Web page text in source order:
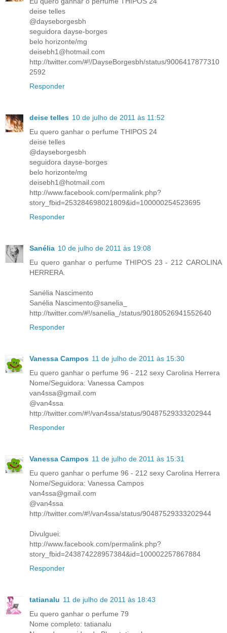
deise telles
@dayseborgesbh
seguidora dayse-borges
belo horizonte/mg
deisebh1@hotmail.com
http://twitter.com/#!/DayseBorgesbh/status/9006417877310
2592
Responder
deise telles 10 de julho de 2011 às 11:52
Eu quero ganhar o perfume THIPOS 24
deise telles
@dayseborgesbh
seguidora dayse-borges
belo horizonte/mg
deisebh1@hotmail.com
http://www.facebook.com/permalink.php?
story_fbid=253284698021809&id=100000254523695
Responder
Sanélia 10 de julho de 2011 às 19:08
Eu quero ganhar o perfume THIPOS 23 - 212 CAROLINA
HERRERA.
Sanélia Nascimento
Sanélia Nascimento@sanelia_
http://twitter.com/#!/sanelia_/status/90180526941552640
Responder
Vanessa Campos 11 de julho de 2011 às 15:30
Eu quero ganhar o perfume 96 - 212 sexy Carolina Herrera
Nome/Seguidora: Vanessa Campos
van4ssa@gmail.com
@van4ssa
http://twitter.com/#!/van4ssa/status/90487529333202944
Responder
Vanessa Campos 11 de julho de 2011 às 15:31
Eu quero ganhar o perfume 96 - 212 sexy Carolina Herrera
Nome/Seguidora: Vanessa Campos
van4ssa@gmail.com
@van4ssa
http://twitter.com/#!/van4ssa/status/90487529333202944
Divulguei:
http://www.facebook.com/permalink.php?
story_fbid=243874228957384&id=100002257867884
Responder
tatianalu 11 de julho de 2011 às 18:43
Eu quero ganhar o perfume 79
Nome completo: tatianalu